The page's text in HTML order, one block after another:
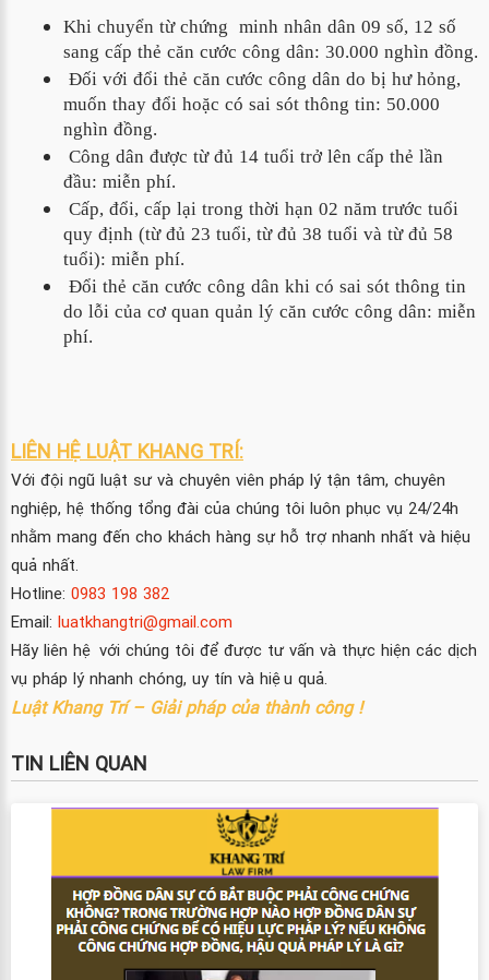
Khi chuyển từ chứng  minh nhân dân 09 số, 12 số
sang cấp thẻ căn cước công dân: 30.000 nghìn đồng.
Đối với đổi thẻ căn cước công dân do bị hư hỏng,
muốn thay đổi hoặc có sai sót thông tin: 50.000
nghìn đồng.
Công dân được từ đủ 14 tuổi trở lên cấp thẻ lần
đầu: miễn phí.
Cấp, đổi, cấp lại trong thời hạn 02 năm trước tuổi
quy định (từ đủ 23 tuổi, từ đủ 38 tuổi và từ đủ 58
tuổi): miễn phí.
Đổi thẻ căn cước công dân khi có sai sót thông tin
do lỗi của cơ quan quản lý căn cước công dân: miễn
phí.
LIÊN HỆ LUẬT KHANG TRÍ:
Với đội ngũ luật sư và chuyên viên pháp lý tận tâm, chuyên
nghiệp, hệ thống tổng đài của chúng tôi luôn phục vụ 24/24h
nhằm mang đến cho khách hàng sự hỗ trợ nhanh nhất và hiệu
quả nhất.
Hotline: 0983 198 382
Email: luatkhangtri@gmail.com
Hãy liên hệ với chúng tôi để được tư vấn và thực hiện các dịch
vụ pháp lý nhanh chóng, uy tín và hiệu quả.
Luật Khang Trí – Giải pháp của thành công !
TIN LIÊN QUAN